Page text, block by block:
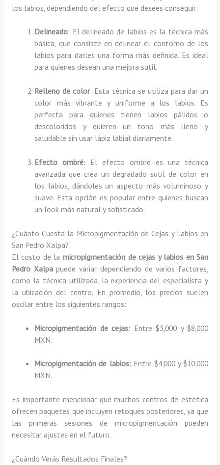
los labios, dependiendo del efecto que desees conseguir:
Delineado: El delineado de labios es la técnica más
básica, que consiste en delinear el contorno de los
labios para darles una forma más definida. Es ideal
para quienes desean una mejora sutil.
Relleno de color: Esta técnica se utiliza para dar un
color más vibrante y uniforme a los labios. Es
perfecta para quienes tienen labios pálidos o
descoloridos y quieren un tono más lleno y
saludable sin usar lápiz labial diariamente.
Efecto ombré: El efecto ombré es una técnica
avanzada que crea un degradado sutil de color en
los labios, dándoles un aspecto más voluminoso y
suave. Esta opción es popular entre quienes buscan
un look más natural y sofisticado.
¿Cuánto Cuesta la Micropigmentación de Cejas y Labios en
San Pedro Xalpa?
El costo de la micropigmentación de cejas y labios en San
Pedro Xalpapuede variar dependiendo de varios factores,
como la técnica utilizada, la experiencia del especialista y
la ubicación del centro. En promedio, los precios suelen
oscilar entre los siguientes rangos:
Micropigmentación de cejas: Entre $3,000 y $8,000
MXN.
Micropigmentación de labios: Entre $4,000 y $10,000
MXN.
Es importante mencionar que muchos centros de estética
ofrecen paquetes que incluyen retoques posteriores, ya que
las primeras sesiones de micropigmentación pueden
necesitar ajustes en el futuro.
¿Cuándo Verás Resultados Finales?